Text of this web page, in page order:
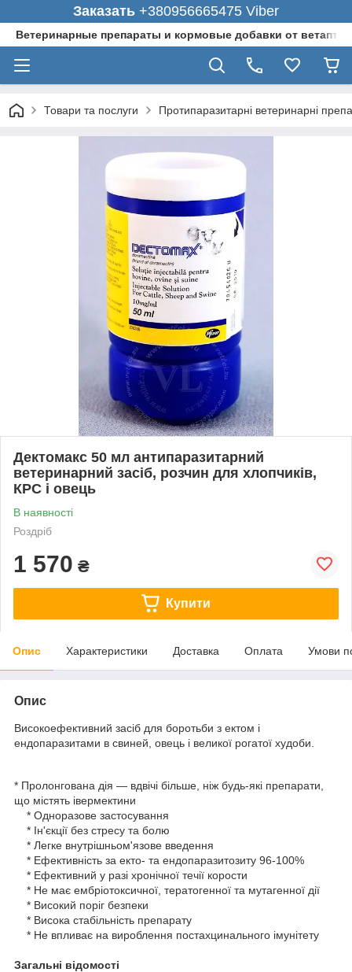
Заказать +380956665475 Viber
Ветеринарные препараты и кормовые добавки от
Товари та послуги Протипаразитарні ветеринарні
Дектомакс 50 мл антипаразитарний
ветеринарний засіб, розчин для хлопчиків,
КРС і овець
В наявності
Роздріб
1 570 ₴
Купити
Опис Характеристики Доставка Оплата Умови
Опис
Високоефективний засіб для боротьби з ектом і
ендопаразитами в свиней, овець і великої рогатої худоби.
* Пролонгована дія — вдвічі більше, ніж будь-які препарати,
що містять івермектини
* Одноразове застосування
* Ін'єкції без стресу та болю
* Легке внутрішньом'язове введення
* Ефективність за екто- та ендопаразитозиту 96-100%
* Ефективний у разі хронічної течії корости
* Не має ембріотоксичної, тератогенної та мутагенної дії
* Високий поріг безпеки
* Висока стабільність препарату
* Не впливає на вироблення постахцинального імунітету
Загальні відомості